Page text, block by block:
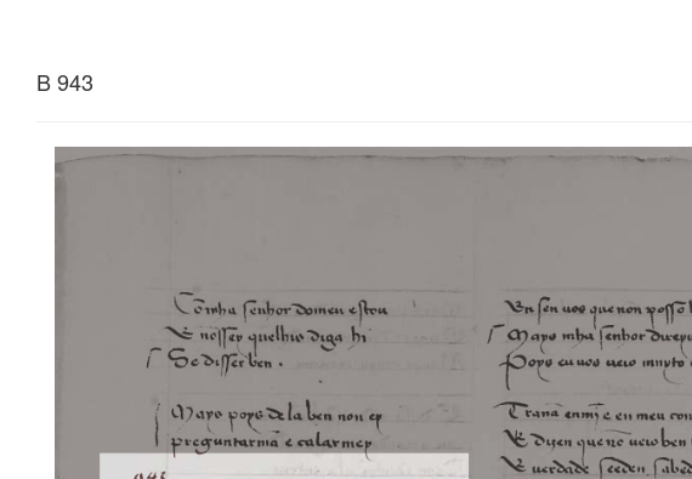
B 943